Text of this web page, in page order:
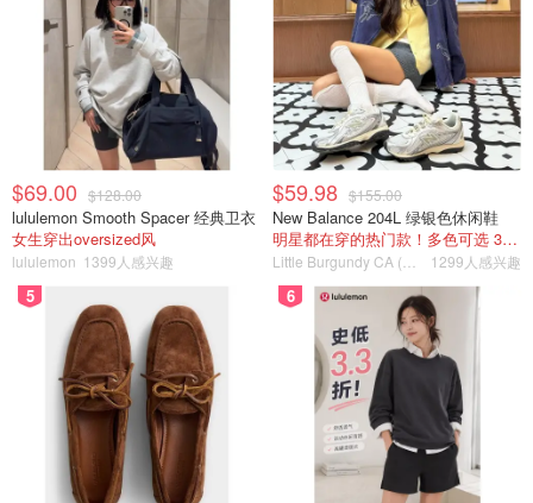
$69.00 $128.00
lululemon Smooth Spacer 经典卫衣
女生穿出oversized风
lululemon 1399人感兴趣
$59.98 $155.00
New Balance 204L 绿银色休闲鞋
明星都在穿的热门款！多色可选 3.8折
1299人感兴趣
5 6